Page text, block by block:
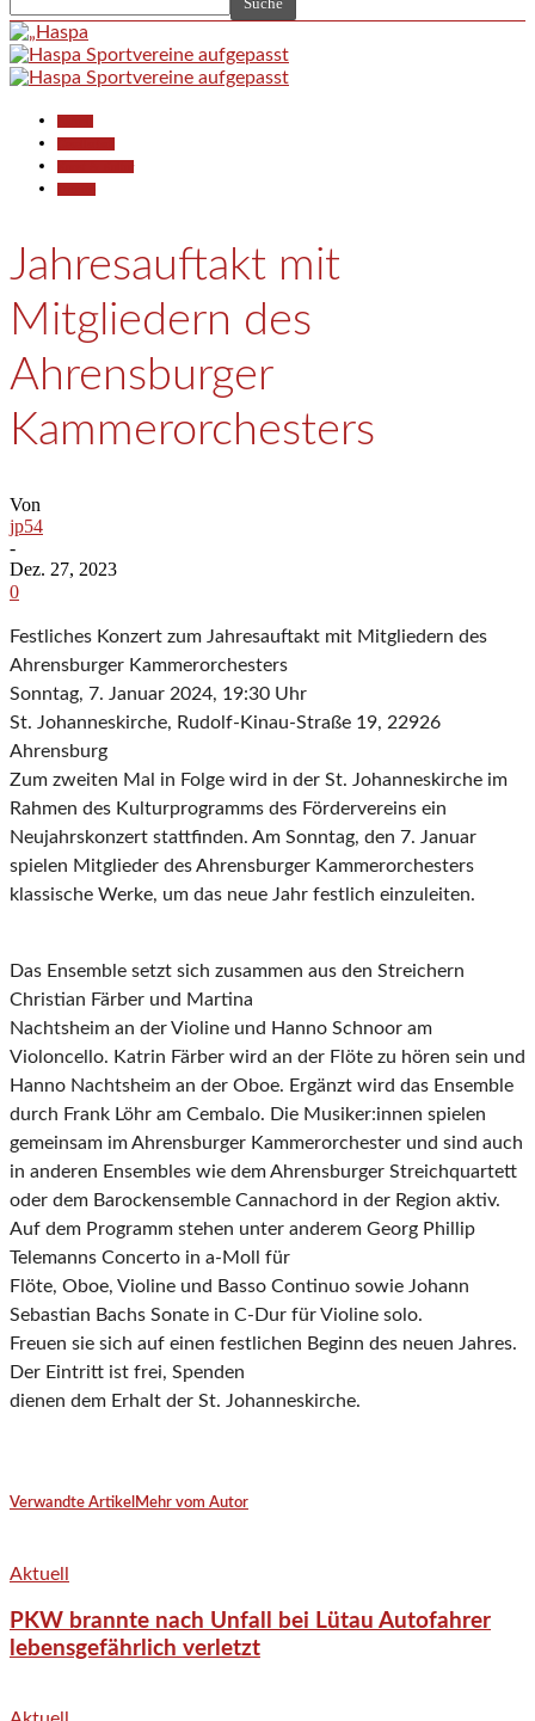
Jahresauftakt mit
Mitgliedern des
Ahrensburger
Kammerorchesters
Von
jp54
-
Dez. 27, 2023
0
Festliches Konzert zum Jahresauftakt mit Mitgliedern des
Ahrensburger Kammerorchesters
Sonntag, 7. Januar 2024, 19:30 Uhr
St. Johanneskirche, Rudolf-Kinau-Straße 19, 22926
Ahrensburg
Zum zweiten Mal in Folge wird in der St. Johanneskirche im
Rahmen des Kulturprogramms des Fördervereins ein
Neujahrskonzert stattfinden. Am Sonntag, den 7. Januar
spielen Mitglieder des Ahrensburger Kammerorchesters
klassische Werke, um das neue Jahr festlich einzuleiten.
Das Ensemble setzt sich zusammen aus den Streichern
Christian Färber und Martina
Nachtsheim an der Violine und Hanno Schnoor am
Violoncello. Katrin Färber wird an der Flöte zu hören sein und
Hanno Nachtsheim an der Oboe. Ergänzt wird das Ensemble
durch Frank Löhr am Cembalo. Die Musiker:innen spielen
gemeinsam im Ahrensburger Kammerorchester und sind auch
in anderen Ensembles wie dem Ahrensburger Streichquartett
oder dem Barockensemble Cannachord in der Region aktiv.
Auf dem Programm stehen unter anderem Georg Phillip
Telemanns Concerto in a-Moll für
Flöte, Oboe, Violine und Basso Continuo sowie Johann
Sebastian Bachs Sonate in C-Dur für Violine solo.
Freuen sie sich auf einen festlichen Beginn des neuen Jahres.
Der Eintritt ist frei, Spenden
dienen dem Erhalt der St. Johanneskirche.
Verwandte Artikel Mehr vom Autor
Aktuell
PKW brannte nach Unfall bei Lütau Autofahrer
lebensgefährlich verletzt